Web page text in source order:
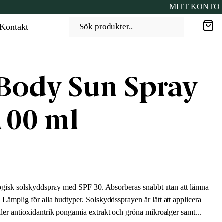
MITT KONTO
Kontakt Sök produkter..
Sun Spray
ml
solskyddspray med SPF 30. Absorberas snabbt utan att lämna
för alla hudtyper. Solskyddssprayen är lätt att applicera
antioxidantrik pongamia extrakt och gröna mikroalger samt...